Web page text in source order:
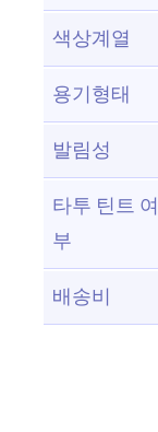
색상계열
용기형태
발림성
타투 틴트 여
부
배송비